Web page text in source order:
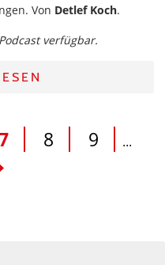
Von Detlef Koch.
verfügbar.
8 9 ...